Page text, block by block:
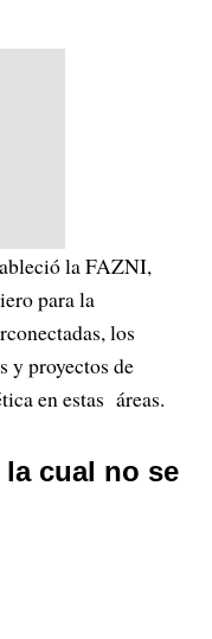
la FAZNI,
para la
los
y proyectos de
en estas áreas.
cual no se